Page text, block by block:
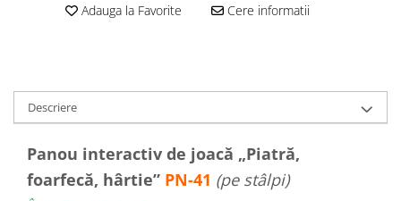
Oferte și Proiecte
Structuri din Frânghie
Educativ / Creativ
Adauga la Favorite Cere informatii
Descriere
Panou interactiv de joacă „Piatră,
foarfecă, hârtie” PN-41 (pe stâlpi)